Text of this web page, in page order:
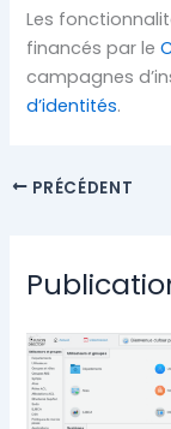
Les
financés par le
campagnes
d’identités.
PRÉCÉDENT